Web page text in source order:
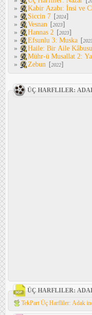
»
Kabir Azabı: İnsi ve
»
Siccin 7 [2024]
»
Vesnan [2023]
»
Hannas 2 [2023]
»
Efsunlu 3: Muska [
»
Haile: Bir Aile Kâbusu
»
Mühr-ü Musallat 2:
»
Zebun [2022]
ÜÇ HARFLILER:
ÜÇ HARFLILER:
TekPart Üç Harfliler: Adak